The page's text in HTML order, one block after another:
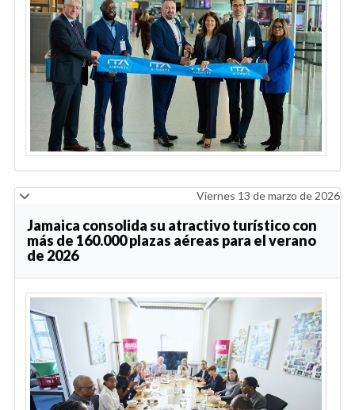
Viernes 13 de marzo de 2026
Jamaica consolida su atractivo turístico con
más de 160.000 plazas aéreas para el verano
de 2026